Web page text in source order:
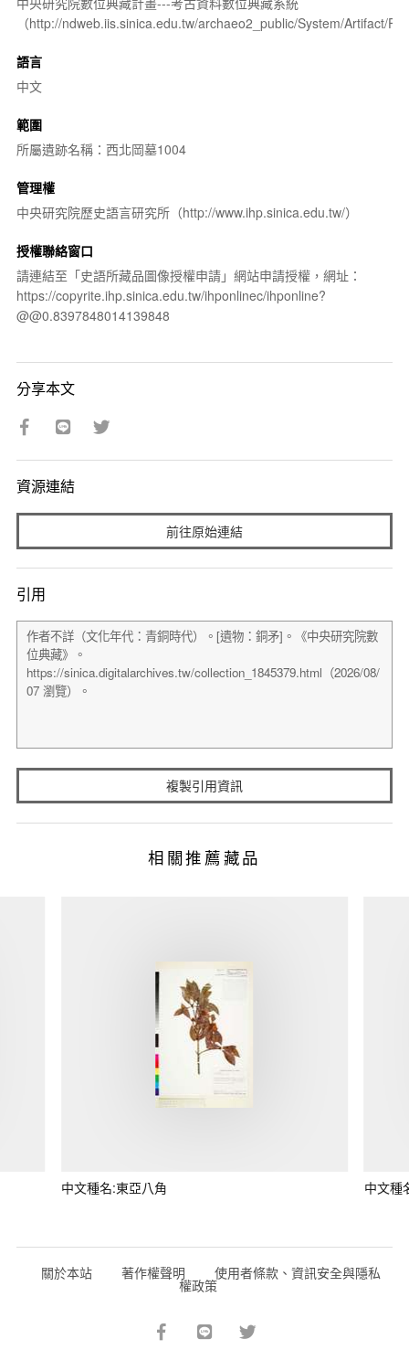
（http://ndweb.iis.sinica.edu.tw/archaeo2_public/System/Artifact/
語言
中文
範圍
所屬遺跡名稱：西北岡墓1004
管理權
中央研究院歷史語言研究所（http://www.ihp.sinica.edu.tw/）
授權聯絡窗口
請連結至「史語所藏品圖像授權申請」網站申請授權，網址：
https://copyrite.ihp.sinica.edu.tw/ihponlinec/ihponline?
@@0.8397848014139848
分享本文
資源連結
前往原始連結
引用
複製引用資訊
相關推薦藏品
中文種名:東亞八角 中文種
關於本站 著作權聲明 使用者條款、資訊安全與隱私
權政策